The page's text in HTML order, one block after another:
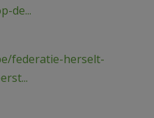
de...
federatie-herselt-